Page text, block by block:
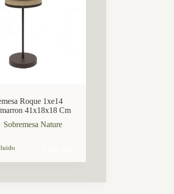
Roque 1xe14
41x18x18 Cm
Sobremesa Nature